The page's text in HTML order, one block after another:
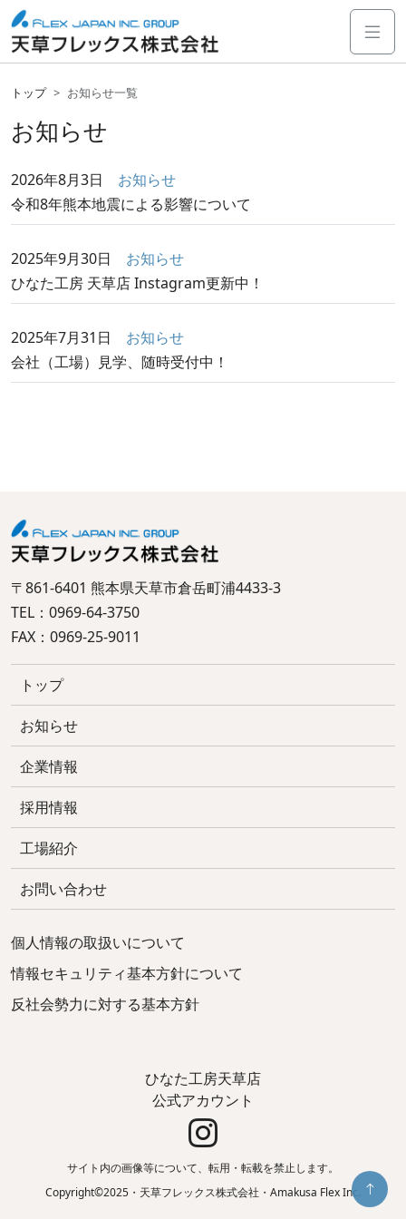
トップ お知らせ一覧
お知らせ
2026年8月3日 お知らせ
令和8年熊本地震による影響について
2025年9月30日 お知らせ
ひなた工房 天草店 Instagram更新中！
2025年7月31日 お知らせ
会社（工場）見学、随時受付中！
〒861-6401 熊本県天草市倉岳町浦4433-3
TEL：0969-64-3750
FAX：0969-25-9011
トップ
お知らせ
企業情報
採用情報
工場紹介
お問い合わせ
個人情報の取扱いについて
情報セキュリティ基本方針について
反社会勢力に対する基本方針
ひなた工房天草店
公式アカウント
サイト内の画像等について、転用・転載を禁止します。
Copyright©2025・天草フレックス株式会社・Amakusa Flex Inc.